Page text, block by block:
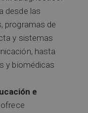
desde las
programas de
y sistemas
hasta
y biomédicas
e